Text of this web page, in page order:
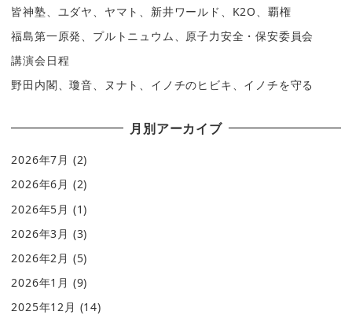
皆神塾、ユダヤ、ヤマト、新井ワールド、K2O、覇権
福島第一原発、プルトニュウム、原子力安全・保安委員会
講演会日程
野田内閣、瓊音、ヌナト、イノチのヒビキ、イノチを守る
月別アーカイブ
2026年7月 (2)
2026年6月 (2)
2026年5月 (1)
2026年3月 (3)
2026年2月 (5)
2026年1月 (9)
2025年12月 (14)